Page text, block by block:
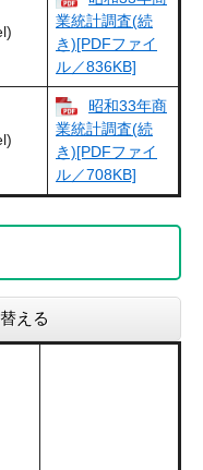
業統計調査(続
き)[PDFファイ
ル／836KB]
昭和33年商
業統計調査(続
き)[PDFファイ
ル／708KB]
える